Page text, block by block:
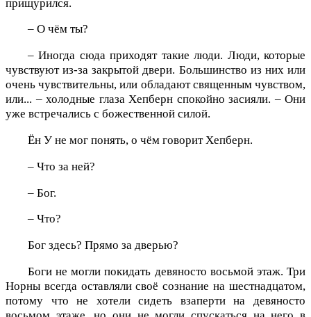
прищурился.
– О чём ты?
– Иногда сюда приходят такие люди. Люди, которые
чувствуют из-за закрытой двери. Большинство из них или
очень чувствительны, или обладают священным чувством,
или... – холодные глаза Хепберн спокойно засияли. – Они
уже встречались с божественной силой.
Ён У не мог понять, о чём говорит Хепберн.
– Что за ней?
– Бог.
– Что?
Бог здесь? Прямо за дверью?
Боги не могли покидать девяносто восьмой этаж. Три
Норны всегда оставляли своё сознание на шестнадцатом,
потому что не хотели сидеть взаперти на девяносто